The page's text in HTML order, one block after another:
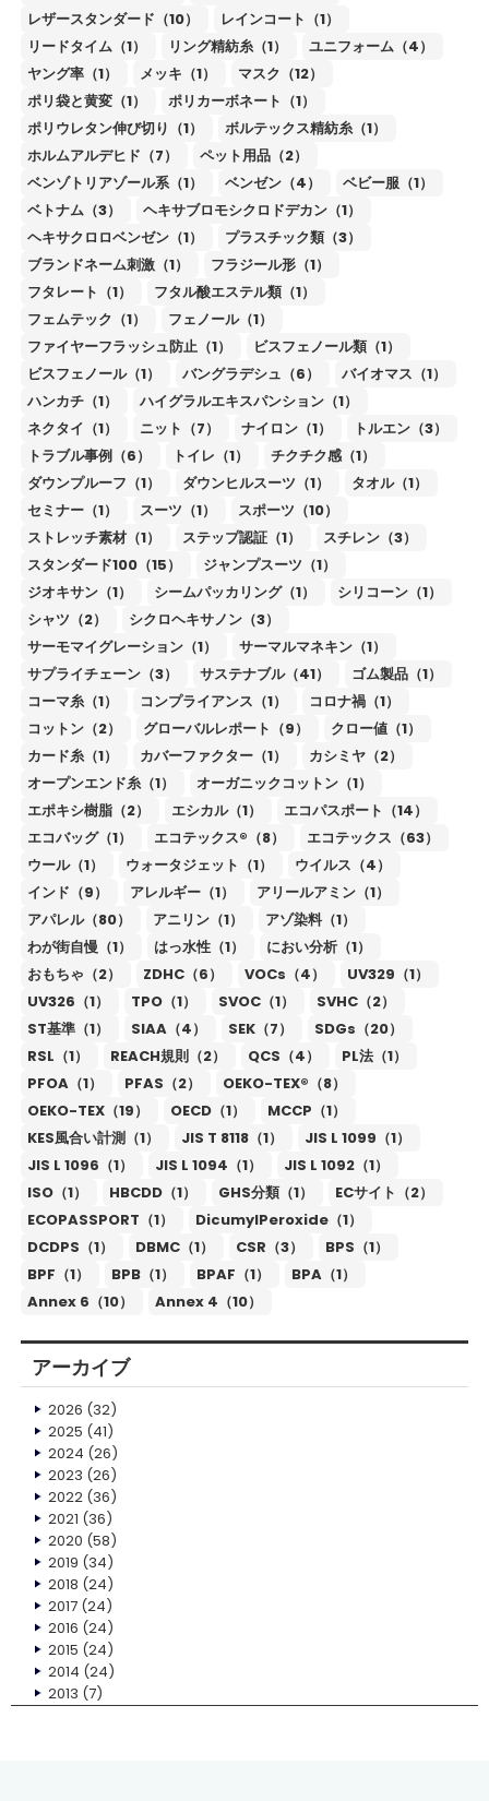
レザースタンダード（10）
レインコート（1）
リードタイム（1）
リング精紡糸（1）
ユニフォーム（4）
ヤング率（1）
メッキ（1）
マスク（12）
ポリ袋と黄変（1）
ポリカーボネート（1）
ポリウレタン伸び切り（1）
ボルテックス精紡糸（1）
ホルムアルデヒド（7）
ペット用品（2）
ベンゾトリアゾール系（1）
ベンゼン（4）
ベビー服（1）
ベトナム（3）
ヘキサブロモシクロドデカン（1）
ヘキサクロロベンゼン（1）
プラスチック類（3）
ブランドネーム刺激（1）
フラジール形（1）
フタレート（1）
フタル酸エステル類（1）
フェムテック（1）
フェノール（1）
ファイヤーフラッシュ防止（1）
ビスフェノール類（1）
ビスフェノール（1）
バングラデシュ（6）
バイオマス（1）
ハンカチ（1）
ハイグラルエキスパンション（1）
ネクタイ（1）
ニット（7） ナイロン（1）
トルエン（3）
トラブル事例（6）
トイレ（1）
チクチク感（1）
ダウンプルーフ（1）
ダウンヒルスーツ（1）
タオル（1）
セミナー（1）
スーツ（1）
スポーツ（10）
ストレッチ素材（1）
ステップ認証（1）
スチレン（3）
スタンダード100（15）
ジャンプスーツ（1）
ジオキサン（1）
シームパッカリング（1）
シリコーン（1）
シャツ（2）
シクロヘキサノン（3）
サーモマイグレーション（1）
サーマルマネキン（1）
サプライチェーン（3）
サステナブル（41）
ゴム製品（1）
コーマ糸（1）
コンプライアンス（1）
コロナ禍（1）
コットン（2）
グローバルレポート（9）
クロー値（1）
カード糸（1）
カバーファクター（1）
カシミヤ（2）
オープンエンド糸（1）
オーガニックコットン（1）
エポキシ樹脂（2）
エシカル（1）
エコパスポート（14）
エコバッグ（1）
エコテックス®（8）
エコテックス（63）
ウール（1）
ウォータジェット（1）
ウイルス（4）
インド（9）
アレルギー（1）
アリールアミン（1）
アパレル（80）
アニリン（1）
アゾ染料（1）
わが街自慢（1）
はっ水性（1）
におい分析（1）
おもちゃ（2）
ZDHC（6） VOCs（4）
UV329（1）
UV326（1）
TPO（1） SVOC（1）
SVHC（2）
ST基準（1）
SIAA（4） SEK（7）
SDGs（20）
RSL（1）
REACH規則（2） QCS（4）
PL法（1）
PFOA（1）
PFAS（2）
OEKO-TEX®（8）
OEKO-TEX（19）
OECD（1）
MCCP（1）
KES風合い計測（1）
JIS T 8118（1）
JIS L 1099（1）
JIS L 1096（1）
JIS L 1094（1）
JIS L 1092（1）
ISO（1）
HBCDD（1） GHS分類（1）
ECサイト（2）
ECOPASSPORT（1）
DicumylPeroxide（1）
DCDPS（1）
DBMC（1） CSR（3）
BPS（1）
BPF（1）
BPB（1） BPAF（1）
BPA（1）
Annex 6（10）
Annex 4（10）
アーカイブ
2026 (32)
2025 (41)
2024 (26)
2023 (26)
2022(36)
2021 (36)
2020 (58)
2019 (34)
2018 (24)
2017(24)
2016 (24)
2015 (24)
2014 (24)
2013 (7)